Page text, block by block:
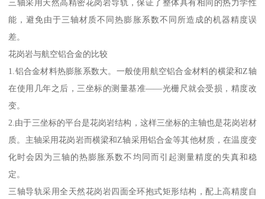
三轴采用天然高精密花岗岩导轨，保证了整体具有相同的热力学性
能，避免由于三轴材质不同热膨胀系数不同所造成的机器精度误
差。
花岗岩与航空铝合金的比较
1.铝合金材料热膨胀系数大。一般使用航空铝合金材料的横梁和Z轴
在使用几年之后，三坐标的测量基准——光栅尺就会受损，精度改
变。
2.由于三坐标的平台是花岗岩结构，这样三坐标的主轴也是花岗岩材
质。主轴采用花岗岩而横梁和Z轴采用铝合金等其他材质，在温度变
化时会因为三轴的热膨胀系数不均同而引起测量精度的失真和稳
定。
三轴导轨采用全天然花岗岩四面全环抱式矩形结构，配上高精度自